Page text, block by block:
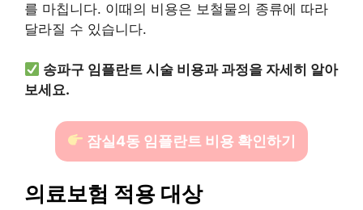
를 마칩니다. 이때의 비용은 보철물의 종류에 따라
달라질 수 있습니다.
송파구 임플란트 시술 비용과 과정을 자세히 알아
보세요.
잠실4동 임플란트 비용 확인하기
의료보험 적용 대상